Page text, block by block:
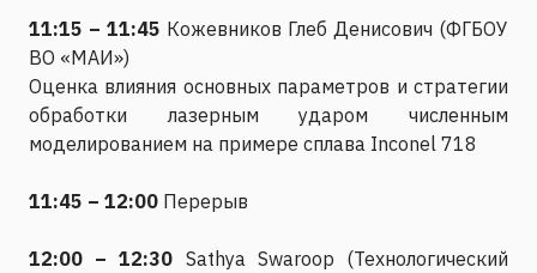
11:15 – 11:45 Кожевников Глеб Денисович (ФГБОУ
ВО «МАИ»)
Оценка влияния основных параметров и стратегии
обработки лазерным ударом численным
моделированием на примере сплава Inconel 718
11:45 – 12:00 Перерыв
12:00 – 12:30 Sathya Swaroop (Технологический